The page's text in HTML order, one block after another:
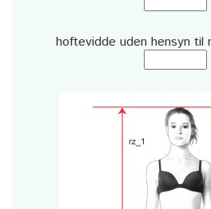
hoftevidde uden hensyn til